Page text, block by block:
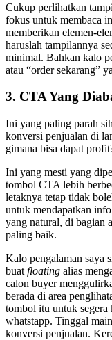
Cukup perlihatkan
fokus untuk membaca
memberikan elemen-
haruslah tampilannya
minimal. Bahkan kalo
atau “order sekarang”
3. CTA Yang
Ini yang paling parah
konversi penjualan di
gimana bisa dapat
Ini yang mesti yang
tombol CTA lebih
letaknya tetap tidak
untuk mendapatkan
yang natural, di bagian
paling baik.
Kalo pengalaman saya
buat floating alias
calon buyer
berada di area
tombol itu untuk segera
whatstapp. Tinggal
konversi penjualan.